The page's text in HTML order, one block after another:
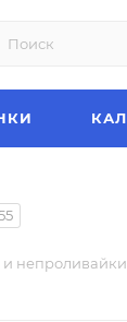
и непроливайки